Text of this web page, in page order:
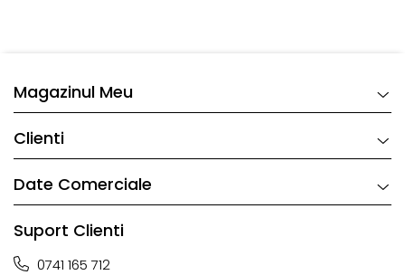
Magazinul Meu
Clienti
Date Comerciale
Suport Clienti
0741 165 712